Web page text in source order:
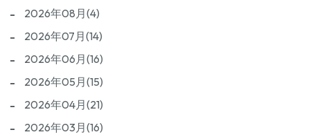
2026年08月(4)
2026年07月(14)
2026年06月(16)
2026年05月(15)
2026年04月(21)
2026年03月(16)